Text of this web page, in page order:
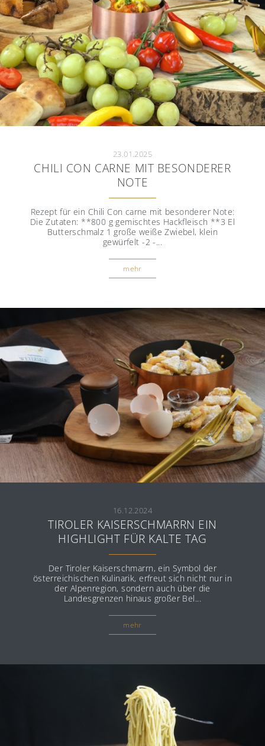
16.12.2024
TIROLER KAISERSCHMARRN EIN
HIGHLIGHT FÜR KALTE TAG
Der Tiroler Kaiserschmarrn, ein Symbol der
österreichischen Kulinarik, erfreut sich nicht nur in
der Alpenregion, sondern auch über die
Landesgrenzen hinaus großer Bel...
mehr
23.01.2025
CHILI CON CARNE MIT BESONDERER
NOTE
Rezept für ein Chili Con carne mit besonderer Note:
Die Zutaten: **800 g gemischtes Hackfleisch **3 El
Butterschmalz 1 große weiße Zwiebel, klein
gewürfelt -2 -...
mehr